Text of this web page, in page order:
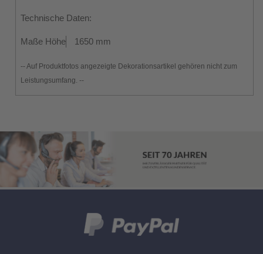
Technische Daten:
Maße Höhe 1650 mm
-- Auf Produktfotos angezeigte Dekorationsartikel gehören nicht zum
Leistungsumfang. --